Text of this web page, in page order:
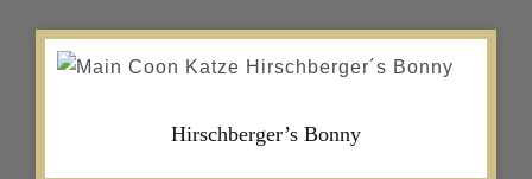
Hirschberger’s Bonny